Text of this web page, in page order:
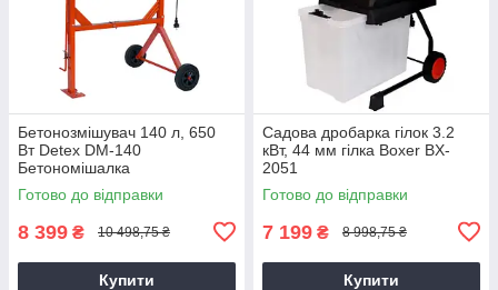
Бетонозмішувач 140 л, 650
Вт Detex DM-140
Бетономішалка
Готово до відправки
8 399 ₴ 10 498,75 ₴
Купити
Садова дробарка гілок 3.2
кВт, 44 мм гілка Boxer BX-
2051
Готово до відправки
7 199 ₴ 8 998,75 ₴
Купити